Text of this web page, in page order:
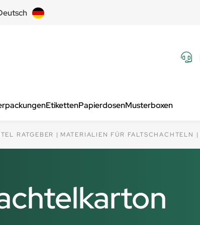
EtikettenPapierdosenMusterboxen
RATGEBER MATERIALIEN FÜR FALTSCHACHTELN